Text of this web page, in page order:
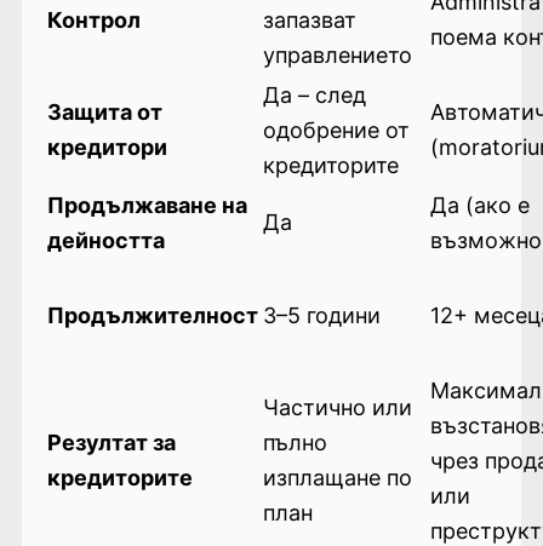
Контрол
запазват
управлението
поема
Защита от
кредитори
Да – след
одобрение от
кредиторите
Продължаване на
дейността
Да
Да (ако е
Продължителност 3–5 години 12+
Резултат за
кредиторите
Частично или
пълно
изплащане по
план
чрез
или